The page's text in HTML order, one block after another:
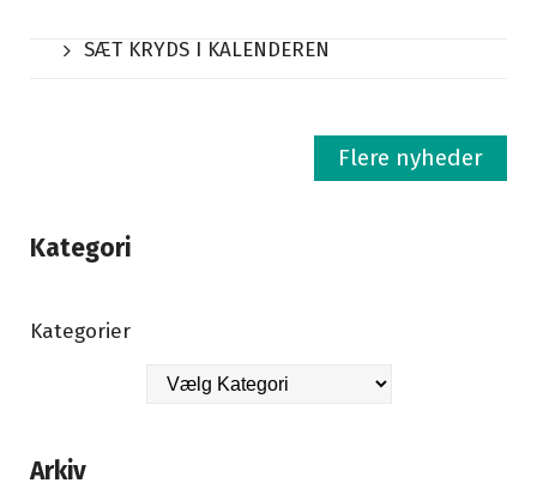
SÆT KRYDS I KALENDEREN
Flere nyheder
Kategori
Kategorier
Arkiv